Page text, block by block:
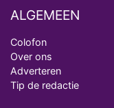
ALGEMEEN
Colofon
Over ons
Adverteren
Tip de redactie